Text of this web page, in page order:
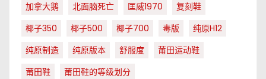
加拿大鹅
北面脑死亡 匡威1970
复刻鞋
椰子350
椰子500 椰子700 毒版
纯原H12
纯原制造
纯原版本 舒服度
莆田运动鞋
莆田鞋
莆田鞋的等级划分